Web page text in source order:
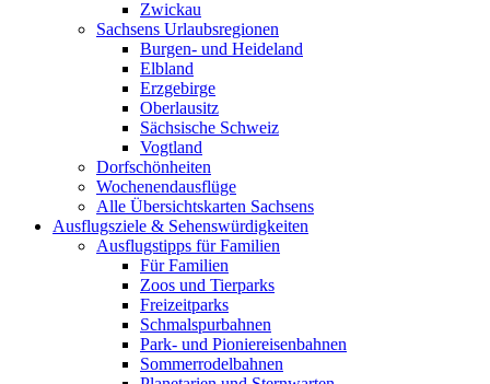
Zwickau
Sachsens Urlaubsregionen
Burgen- und Heideland
Elbland
Erzgebirge
Oberlausitz
Sächsische Schweiz
Vogtland
Dorfschönheiten
Wochenendausflüge
Alle Übersichtskarten Sachsens
Ausflugsziele & Sehenswürdigkeiten
Ausflugstipps für Familien
Für Familien
Zoos und Tierparks
Freizeitparks
Schmalspurbahnen
Park- und Pioniereisenbahnen
Sommerrodelbahnen